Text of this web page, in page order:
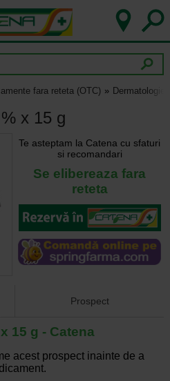
fara reteta (OTC) Dermatologie
x 15 g
Te asteptam la Catena cu sfaturi
si recomandari
Se elibereaza fara
reteta
Prospect
15 g - Catena
acest prospect inainte de a